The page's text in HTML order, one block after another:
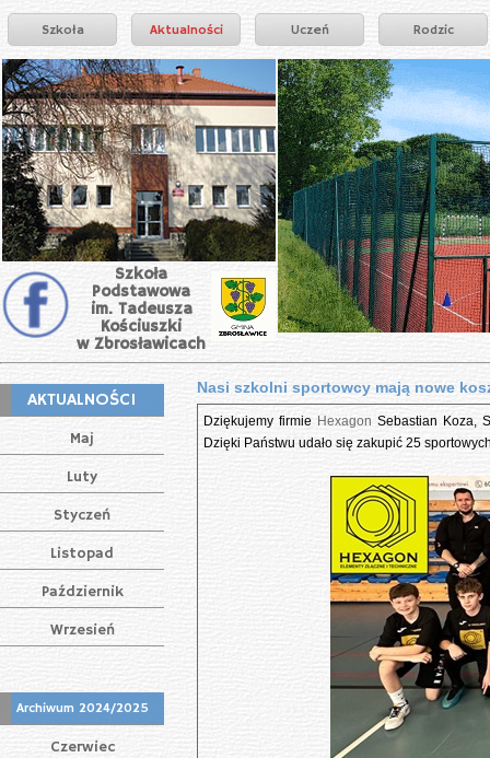
Szkoła Aktualności Uczeń Rodzic
Szkoła
Podstawowa
im. Tadeusza
Kościuszki
w Zbrosławicach
AKTUALNOŚCI
Maj
Luty
Styczeń
Listopad
Październik
Wrzesień
Archiwum 2024/2025
Czerwiec
Nasi szkolni sportowcy mają nowe
Dziękujemy firmie Hexagon Sebastian Koza,
Dzięki Państwu udało się zakupić 25